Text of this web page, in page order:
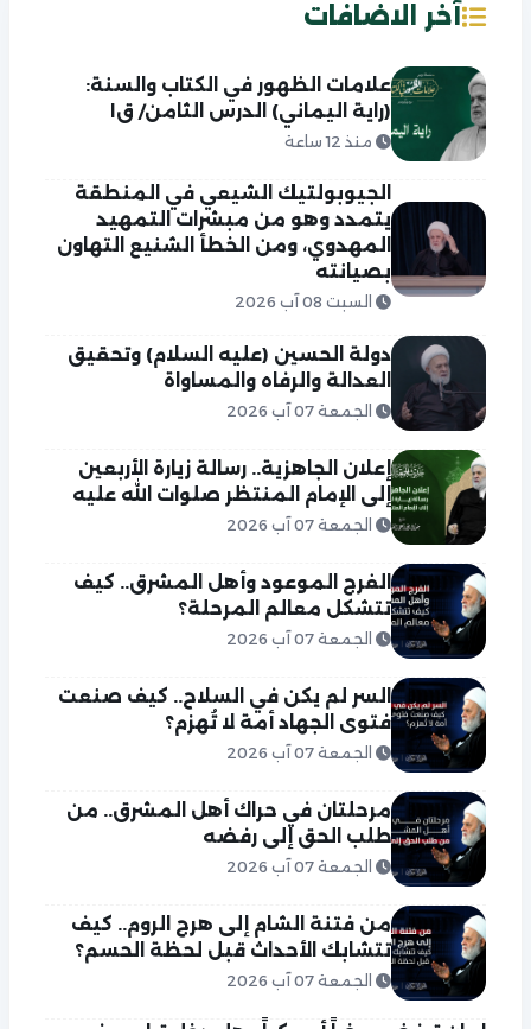
آخر الاضافات
علامات الظهور في الكتاب والسنة:
(راية اليماني) الدرس الثامن/ ق١
منذ 12 ساعة
الجيوبولتيك الشيعي في المنطقة
يتمدد وهو من مبشرات التمهيد
المهدوي، ومن الخطأ الشنيع التهاون
بصيانته
السبت 08 آب 2026
دولة الحسين (عليه السلام) وتحقيق
العدالة والرفاه والمساواة
الجمعة 07 آب 2026
إعلان الجاهزية.. رسالة زيارة الأربعين
إلى الإمام المنتظر صلوات الله عليه
الجمعة 07 آب 2026
الفرج الموعود وأهل المشرق.. كيف
تتشكل معالم المرحلة؟
الجمعة 07 آب 2026
السر لم يكن في السلاح.. كيف صنعت
فتوى الجهاد أمة لا تُهزم؟
الجمعة 07 آب 2026
مرحلتان في حراك أهل المشرق.. من
طلب الحق إلى رفضه
الجمعة 07 آب 2026
من فتنة الشام إلى هرج الروم.. كيف
تتشابك الأحداث قبل لحظة الحسم؟
الجمعة 07 آب 2026